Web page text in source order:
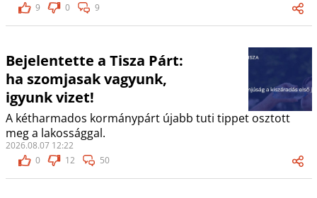
9
0 9
Bejelentette a Tisza Párt:
ha szomjasak vagyunk,
igyunk vizet!
A kétharmados kormánypárt újabb tuti tippet osztott
meg a lakossággal.
2026.08.07 12:22
0
12 50